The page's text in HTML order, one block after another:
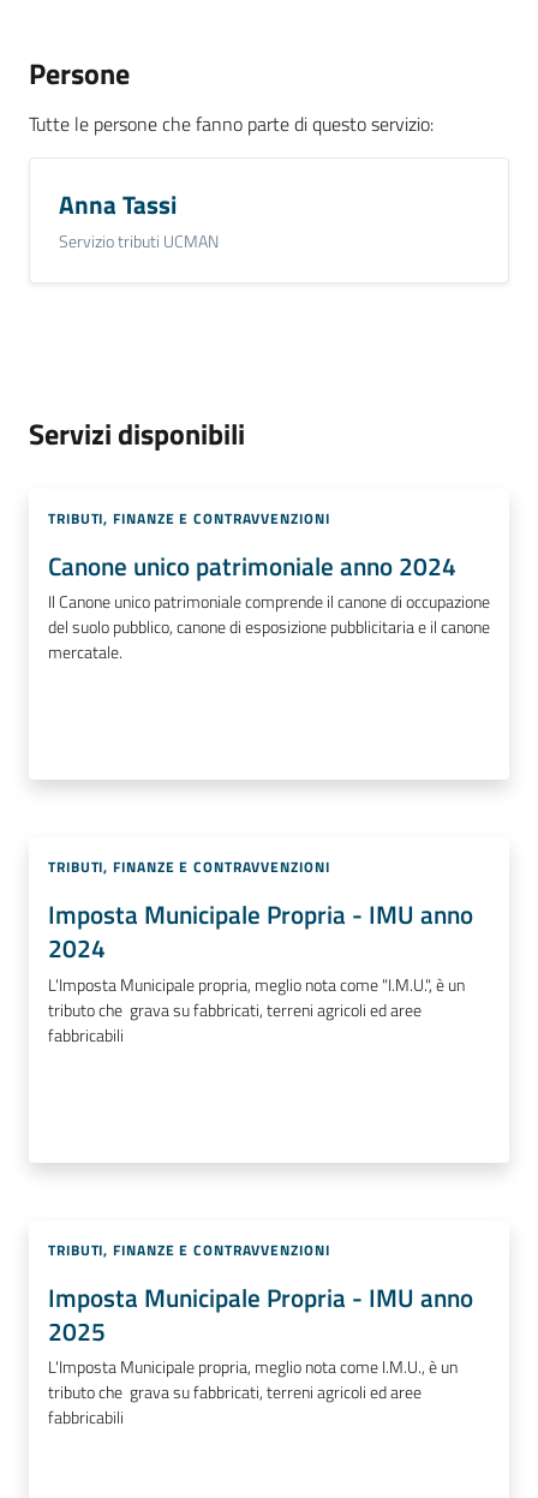
Persone
Tutte le persone che fanno parte di questo servizio:
Anna Tassi
Servizio tributi UCMAN
Servizi disponibili
TRIBUTI, FINANZE E CONTRAVVENZIONI
Canone unico patrimoniale anno 2024
Il Canone unico patrimoniale comprende il canone di occupazione
del suolo pubblico, canone di esposizione pubblicitaria e il canone
mercatale.
TRIBUTI, FINANZE E CONTRAVVENZIONI
Imposta Municipale Propria - IMU anno
2024
L'Imposta Municipale propria, meglio nota come "I.M.U.", è un
tributo che grava su fabbricati, terreni agricoli ed aree
fabbricabili
TRIBUTI, FINANZE E CONTRAVVENZIONI
Imposta Municipale Propria - IMU anno
2025
L'Imposta Municipale propria, meglio nota come I.M.U., è un
tributo che grava su fabbricati, terreni agricoli ed aree
fabbricabili